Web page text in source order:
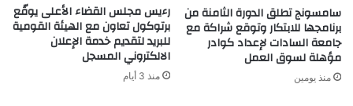
سامسونج تطلق الدورة الثامنة من
برنامجها للابتكار وتوقع شراكة مع
جامعة السادات لإعداد كوادر
مؤهلة لسوق العمل
منذ يومين
رءيس مجلس القضاء الأعلى يوقّع
برتوكول تعاون مع الهيئة القومية
للبريد لتقديم خدمة الإعلان
الالكتروني المسجل
منذ 3 أيام